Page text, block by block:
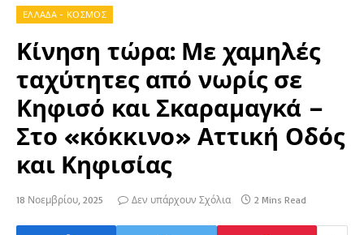
ΕΛΛΑΔΑ - ΚΟΣΜΟΣ
Κίνηση τώρα: Με χαμηλές
ταχύτητες από νωρίς σε
Κηφισό και Σκαραμαγκά –
Στο «κόκκινο» Αττική Οδός
και Κηφισίας
18 Νοεμβρίου, 2025 Δεν υπάρχουν Σχόλια 2 Mins Read